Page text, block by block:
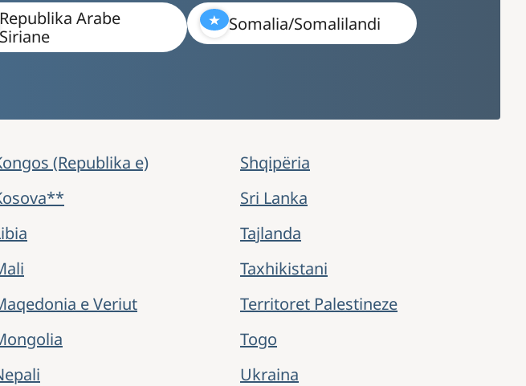
Republika Arabe
Siriane
Somalia/Somalilandi
(Republika e)
e Veriut
Shqipëria
Sri Lanka
Tajlanda
Taxhikistani
Territoret Palestineze
Togo
Ukraina